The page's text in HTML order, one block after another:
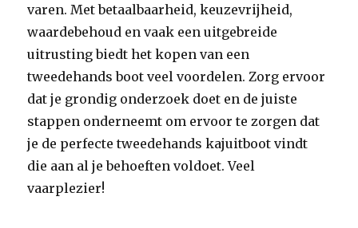
varen. Met betaalbaarheid, keuzevrijheid,
waardebehoud en vaak een uitgebreide
uitrusting biedt het kopen van een
tweedehands boot veel voordelen. Zorg ervoor
dat je grondig onderzoek doet en de juiste
stappen onderneemt om ervoor te zorgen dat
je de perfecte tweedehands kajuitboot vindt
die aan al je behoeften voldoet. Veel
vaarplezier!